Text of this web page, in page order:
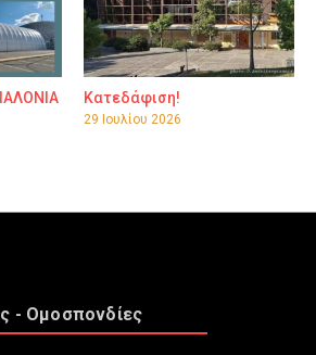
Κατεδάφιση!
29 Ιουλίου 2026
- Ομοσπονδίες